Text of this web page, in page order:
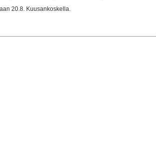
20.8. Kuusankoskella.